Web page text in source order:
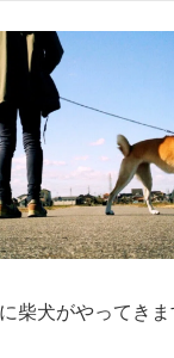
柴犬がやってき